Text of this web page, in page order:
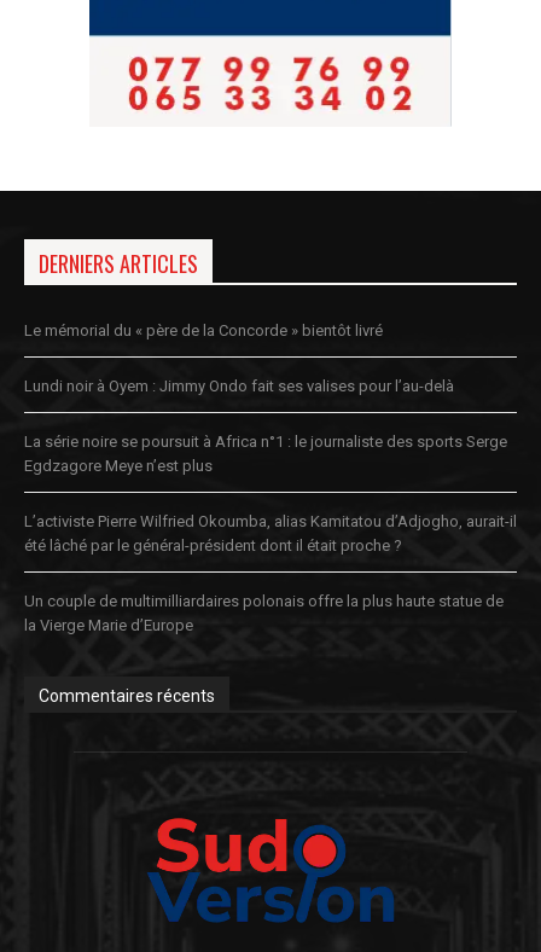
DERNIERS ARTICLES
Le mémorial du « père de la Concorde » bientôt livré
Lundi noir à Oyem : Jimmy Ondo fait ses valises pour l’au-delà
La série noire se poursuit à Africa n°1 : le journaliste des sports Serge
Egdzagore Meye n’est plus
L’activiste Pierre Wilfried Okoumba, alias Kamitatou d’Adjogho, aurait-il
été lâché par le général-président dont il était proche ?
Un couple de multimilliardaires polonais offre la plus haute statue de
la Vierge Marie d’Europe
Commentaires récents